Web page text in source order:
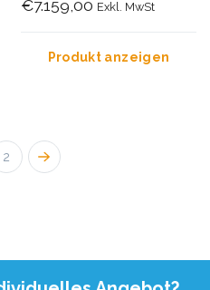
€7.159,00 Exkl. MwSt
Produkt anzeigen
2